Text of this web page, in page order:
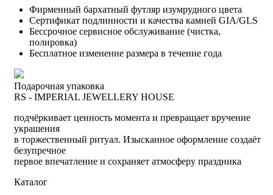
Фирменный бархатный футляр изумрудного цвета
Сертификат подлинности и качества камней GIA/GLS
Бессрочное сервисное обслуживание (чистка,
полировка)
Бесплатное изменение размера в течение года
Подарочная упаковка
RS - IMPERIAL JEWELLERY HOUSE
подчёркивает ценность момента и превращает вручение
украшения
в торжественный ритуал. Изысканное оформление создаёт
безупречное
первое впечатление и сохраняет атмосферу праздника
Каталог